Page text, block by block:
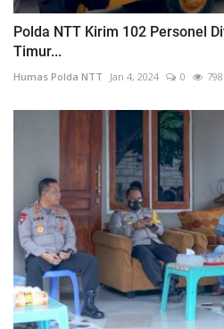
Polda NTT Kirim 102 Personel
Timur...
Humas Polda NTT Jan 4, 2024 0 798